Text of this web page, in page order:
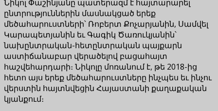
Նիկոլ Փաշինյանը պատերազմ է հայտարարել
ընտրություններին մասնակցած երեք
մեծահարուստների՝ Ռոբերտ Քոչարյանին, Սամվել
Կարապետյանին եւ Գագիկ Ծառուկյանին՝
նախընտրական-հետընտրական պայքարն
աստիճանաբար վերածելով բացահայտ
հաշվեհարդարի։ Նիկոլը մոռանում է, թե 2018-ից
հետո այս երեք մեծահարուստները ինչպես եւ ինչու
վերստին հայտնվեցին Հայաստանի քաղաքական
կյանքում։